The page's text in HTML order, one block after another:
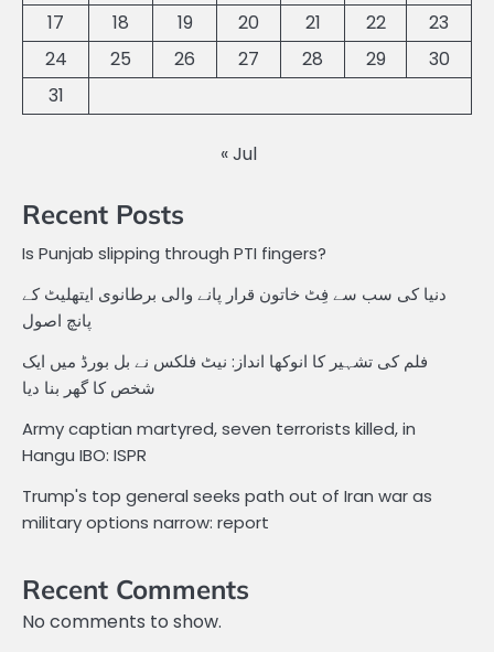
17
18 19 20 21 22
23
24
25 26 27 28 29
30
31
« Jul
Recent Posts
Is Punjab slipping through PTI fingers?
دنیا کی سب سے فِٹ خاتون قرار پانے والی برطانوی ایتھلیٹ کے
پانچ اصول
فلم کی تشہیر کا انوکھا انداز: نیٹ فلکس نے بل بورڈ میں ایک
شخص کا گھر بنا دیا
Army captian martyred, seven terrorists killed, in
Hangu IBO: ISPR
Trump's top general seeks path out of Iran war as
military options narrow: report
Recent Comments
No comments to show.